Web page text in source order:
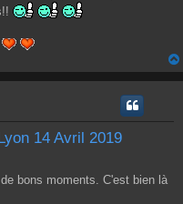
14 Avril 2019
bons moments. C'est bien là